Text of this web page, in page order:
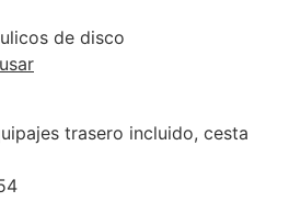
de disco
trasero incluido, cesta